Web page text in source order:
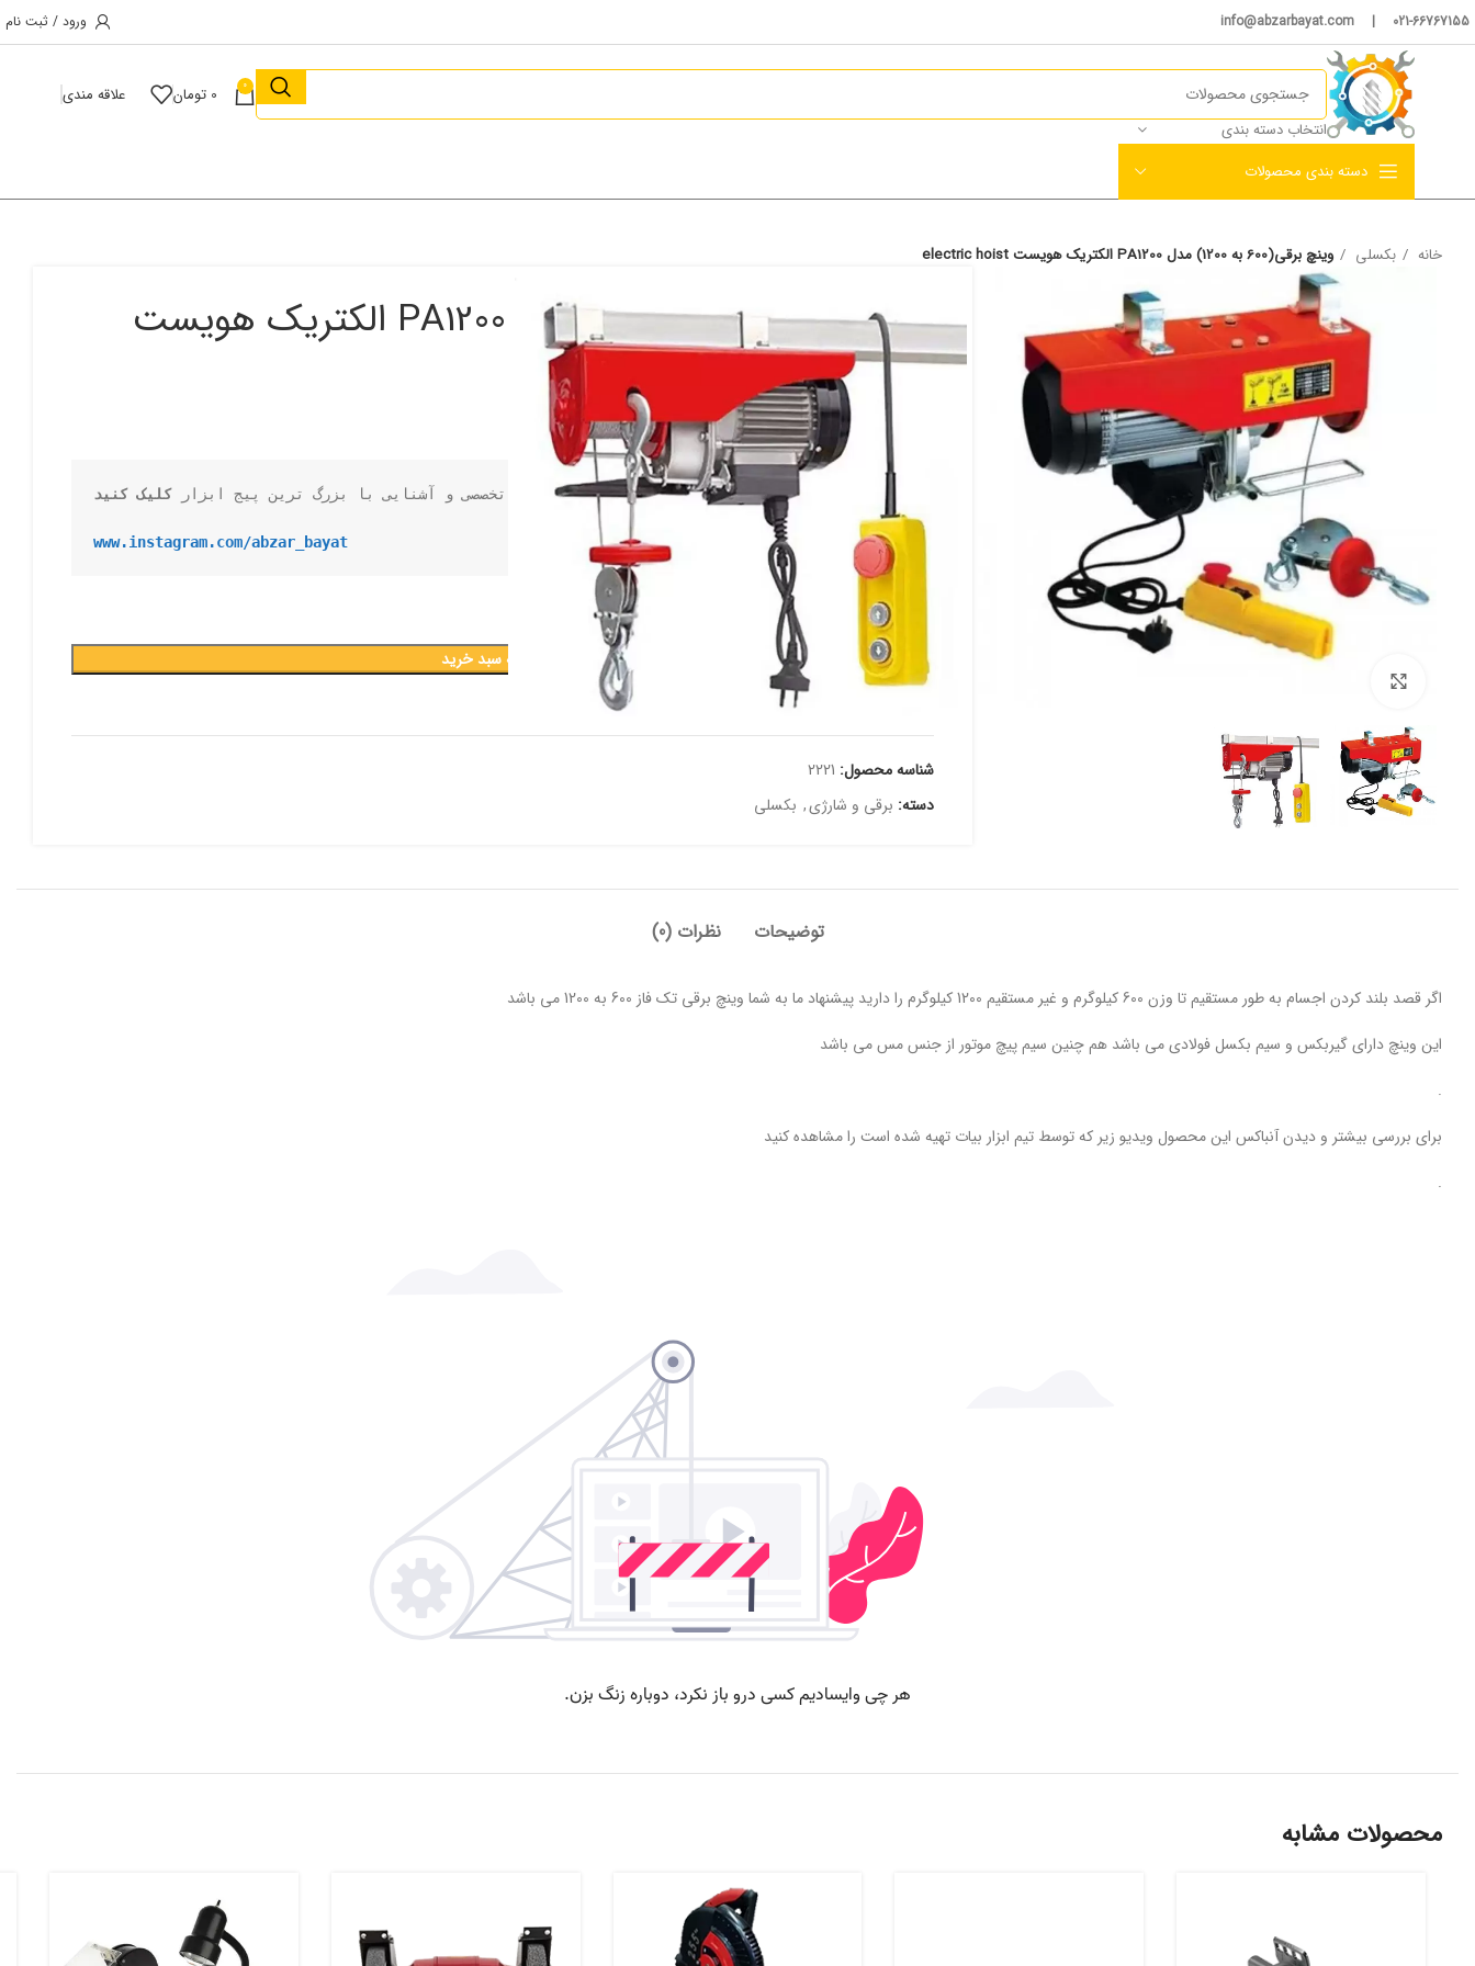
021-66767155 | info@abzarbayat.com ورود / ثبت نام
انتخاب دسته بندی
0
0 تومان علاقه مندی
دسته بندی محصولات
خانه بکسلی وینچ برقی(600 به 1200) مدل PA1200 الکتریک هویست electric hoist
وینچ برقی(600 به 1200) مدل PA1200 الکتریک هویست
electric hoist
19,914,000 تومان
برای مشاوره تخصصی و آشنایی با بزرگ ترین پیج ابزار کلیک کنید
www.instagram.com/abzar_bayat
افزودن به سبد خرید
افزودن به علاقه مندی
شناسه محصول: 2221
دسته: برقی و شارژی, بکسلی
توضیحات نظرات (0)
اگر قصد بلند کردن اجسام به طور مستقیم تا وزن 600 کیلوگرم و غیر مستقیم 1200 کیلوگرم را دارید پیشنهاد ما به شما وینچ برقی تک فاز 600 به 1200 می باشد
این وینچ دارای گیربکس و سیم بکسل فولادی می باشد هم چنین سیم پیچ موتور از جنس مس می باشد
.
برای بررسی بیشتر و دیدن آنباکس این محصول ویدیو زیر که توسط تیم ابزار بیات تهیه شده است را مشاهده کنید
.
محصولات مشابه